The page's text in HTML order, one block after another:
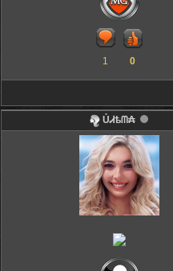
1 0
ỦᏗѣᗰ₳